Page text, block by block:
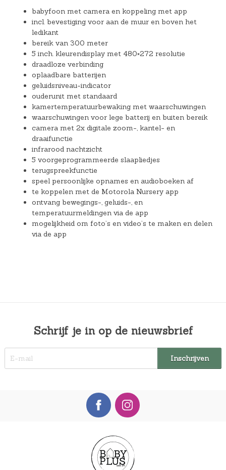
babyfoon met camera en koppeling met app
incl. bevestiging voor aan de muur en boven het
ledikant
bereik van 300 meter
5 inch. kleurendisplay met 480×272 resolutie
draadloze verbinding
oplaadbare batterijen
geluidsniveau-indicator
ouderunit met standaard
kamertemperatuurbewaking met waarschuwingen
waarschuwingen voor lege batterij en buiten bereik
camera met 2x digitale zoom-, kantel- en
draaifunctie
infrarood nachtzicht
5 voorgeprogrammeerde slaapliedjes
terugspreekfunctie
speel persoonlijke opnames en audioboeken af
te koppelen met de Motorola Nursery app
ontvang bewegings-, geluids-, en
temperatuurmeldingen via de app
mogelijkheid om foto’s en video’s te maken en delen
via de app
Schrijf je in op de nieuwsbrief